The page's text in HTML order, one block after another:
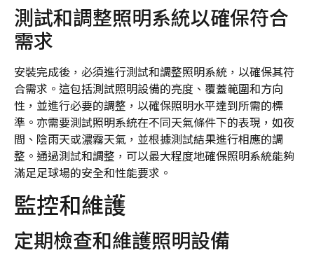
測試和調整照明系統以確保符合
需求
安裝完成後，必須進行測試和調整照明系統，以確保其符
合需求。這包括測試照明設備的亮度、覆蓋範圍和方向
性，並進行必要的調整，以確保照明水平達到所需的標
準。亦需要測試照明系統在不同天氣條件下的表現，如夜
間、陰雨天或濃霧天氣，並根據測試結果進行相應的調
整。通過測試和調整，可以最大程度地確保照明系統能夠
滿足足球場的安全和性能要求。
監控和維護
定期檢查和維護照明設備